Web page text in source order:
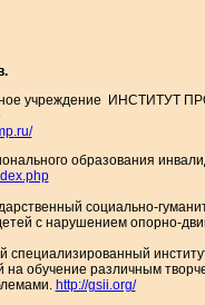
учреждение
образования
социально-
с нарушением опорно-
специализированный
на обучение различным
http://gsii.org/